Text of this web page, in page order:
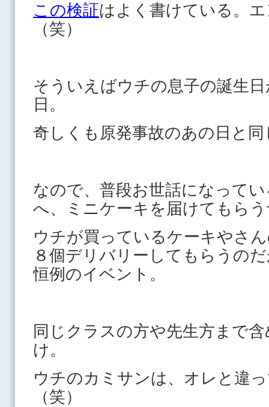
この検証はよく書けている。
（笑）
そういえばウチの息子の誕生
日。
奇しくも原発事故のあの日と同
なので、普段お世話になって
へ、ミニケーキを届けてもら
ウチが買っているケーキやさ
８個デリバリーしてもらうの
恒例のイベント。
同じクラスの方や先生方まで
け。
ウチのカミサンは、オレと違
（笑）